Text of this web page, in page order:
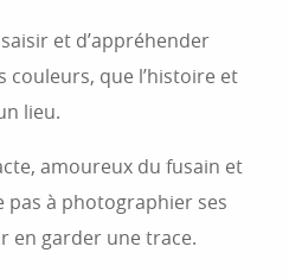
et d’appréhender
couleurs, que l’histoire et
lieu.
amoureux du fusain et
pas à photographier ses
en garder une trace.